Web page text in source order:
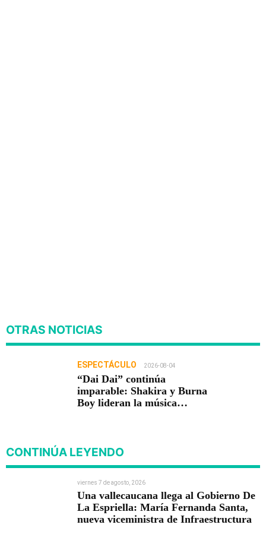
OTRAS NOTICIAS
ESPECTÁCULO 2026-08-04
“Dai Dai” continúa
imparable: Shakira y Burna
Boy lideran la música
CONTINÚA LEYENDO
viernes 7 de agosto, 2026
Una vallecaucana llega al Gobierno De
La Espriella: María Fernanda Santa,
nueva viceministra de Infraestructura